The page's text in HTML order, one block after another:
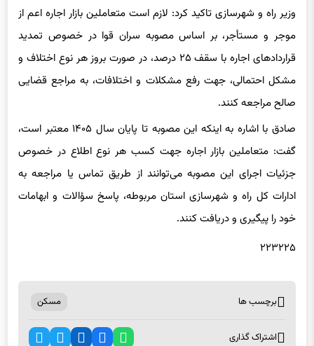
وزیر راه و شهرسازی تاکید کرد: لازم است متعاملین بازار اجاره اعم از
موجر و مستأجر، بر اساس مصوبه سران قوا در خصوص تمدید
قراردادهای اجاره با سقف ۲۵ درصد، در صورت بروز هر نوع اختلاف و
مشکل احتمالی، جهت رفع مشکلات و اختلافات، به مراجع قضایی
صالح مراجعه کنند.
صادق با اشاره به اینکه این مصوبه تا پایان سال ۱۴۰۵ معتبر است،
گفت: متعاملین بازار اجاره جهت کسب هر نوع اطلاع در خصوص
جزئیات اجرای این مصوبه می‌توانند از طریق تماس یا مراجعه به
ادارات کل راه و شهرسازی استان مربوطه، پاسخ سؤالات و ابهامات
خود را پیگیری و دریافت کنند.
۲۲۳۲۲۵
برچسب ها مسکن
اشتراک گذاری